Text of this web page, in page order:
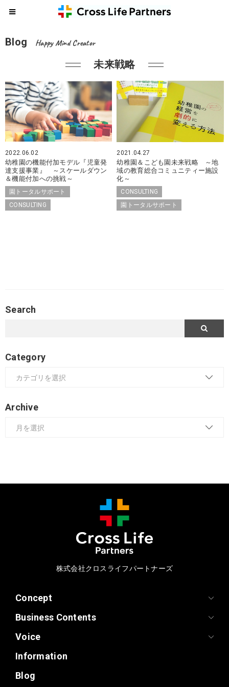
Blog Happy Mind Creator
未来戦略
2022.06.02
幼稚園の機能付加モデル『児童発
達支援事業』 ～スケールダウン
＆機能付加への挑戦～
園トータルサポート
CONSULTING
2021.04.27
幼稚園＆こども園未来戦略 ～地
域の教育総合コミュニティー施設
化～
CONSULTING
園トータルサポート
Search
Category
Archive
株式会社クロスライフパートナーズ
Concept
Business Contents
Voice
Information
Blog